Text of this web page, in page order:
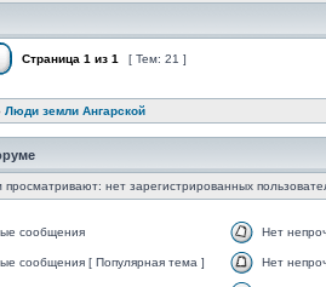
Страница 1 из 1 [ Тем: 21 ]
Люди земли Ангарской
нет зарегистрированных
сообщения Нет
сообщения [ Популярная тема ] Нет